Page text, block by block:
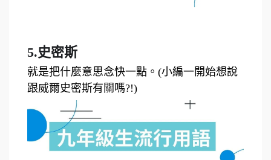
5.史密斯
就是把什麼意思念快一點。(小編一開始想說
跟威爾史密斯有關嗎?!)